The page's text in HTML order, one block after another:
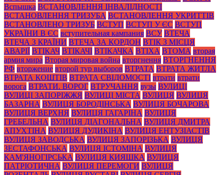
Вспышка ВСТАНОВЛЕННЯ ІНВАЛІДНОСТІ
ВСТАНОВЛЕННЯ ТРИЗУБА ВСТАНОВЛЕННЯ УКРИТТІВ
ВСТАНОВЛЕНО ТРИЗУБ ВСТУП ВСТУП У ЄС ВСТУП
УКРАЇНИ В ЄС вступительная кампания ВСУ ВТЕЧА
ВТЕЧА З КРАЇНИ ВТЕЧА ЗА КОРДОН ВТІК З МІСЦЯ
АВАРІЇ ВТІКАЧ ВТІКАЧІ ВТІКАЧКА ВТІХА ВТОМА вторая
армия мира Вторая мировая война вторгнення ВТОРГНЕННЯ
РФ вторжение второй тур выборов ВТРАТА ВТРАТА ЖИТЛА
ВТРАТА КОШТІВ ВТРАТА СВІДОМОСТІ втрати втрати
ворога ВТРАТИ. ВОРОГ ВТРУЧАННЯ вузы ВУЛИЦІ
ВУЛИЦІ ЗАПОРІЖЖЯ ВУЛИЦІ МІСТА ВУЛИЦЯ ВУЛИЦЯ
БАЗАРНА ВУЛИЦЯ БОРОДІНСЬКА ВУЛИЦЯ БОЧАРОВА
ВУЛИЦЯ ВЕРХНЯ ВУЛИЦЯ ГАГАРІНА ВУЛИЦЯ
ГРЕБЕЛЬНА ВУЛИЦЯ ДІАГОНАЛЬНА ВУЛИЦЯ ДМИТРА
АПУХТІНА ВУЛИЦЯ ДУДИКІНА ВУЛИЦЯ ЕНТУЗІАСТІВ
ВУЛИЦЯ ЗАВОДСЬКА ВУЛИЦЯ ЗАПОРІЗЬКА ВУЛИЦЯ
ЗЕСТАФОНСЬКА ВУЛИЦЯ ІСТОМІНА ВУЛИЦЯ
КАМ'ЯНОГІРСЬКА ВУЛИЦЯ КИЯШКА ВУЛИЦЯ
ПАТРІОТИЧНА ВУЛИЦЯ ПЕРЕМОГИ ВУЛИЦЯ